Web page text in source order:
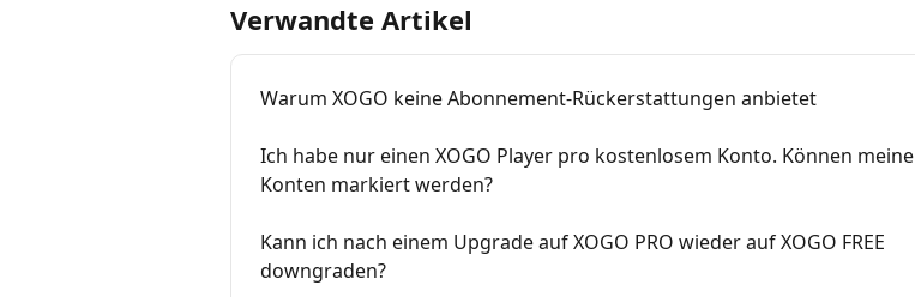
Verwandte Artikel
Warum XOGO keine Abonnement-Rückerstattungen anbietet
Ich habe nur einen XOGO Player pro kostenlosem Konto. Können meine
Konten markiert werden?
Kann ich nach einem Upgrade auf XOGO PRO wieder auf XOGO FREE
downgraden?